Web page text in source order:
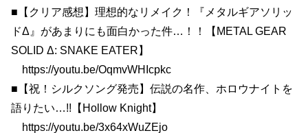
■【クリア感想】理想的なリメイク！『メタルギアソリッ
ドΔ』があまりにも面白かった件…！！【METAL GEAR
SOLID Δ: SNAKE EATER】
https://youtu.be/OqmvWHIcpkc
■【祝！シルクソング発売】伝説の名作、ホロウナイトを
語りたい…!!【Hollow Knight】
https://youtu.be/3x64xWuZEjo